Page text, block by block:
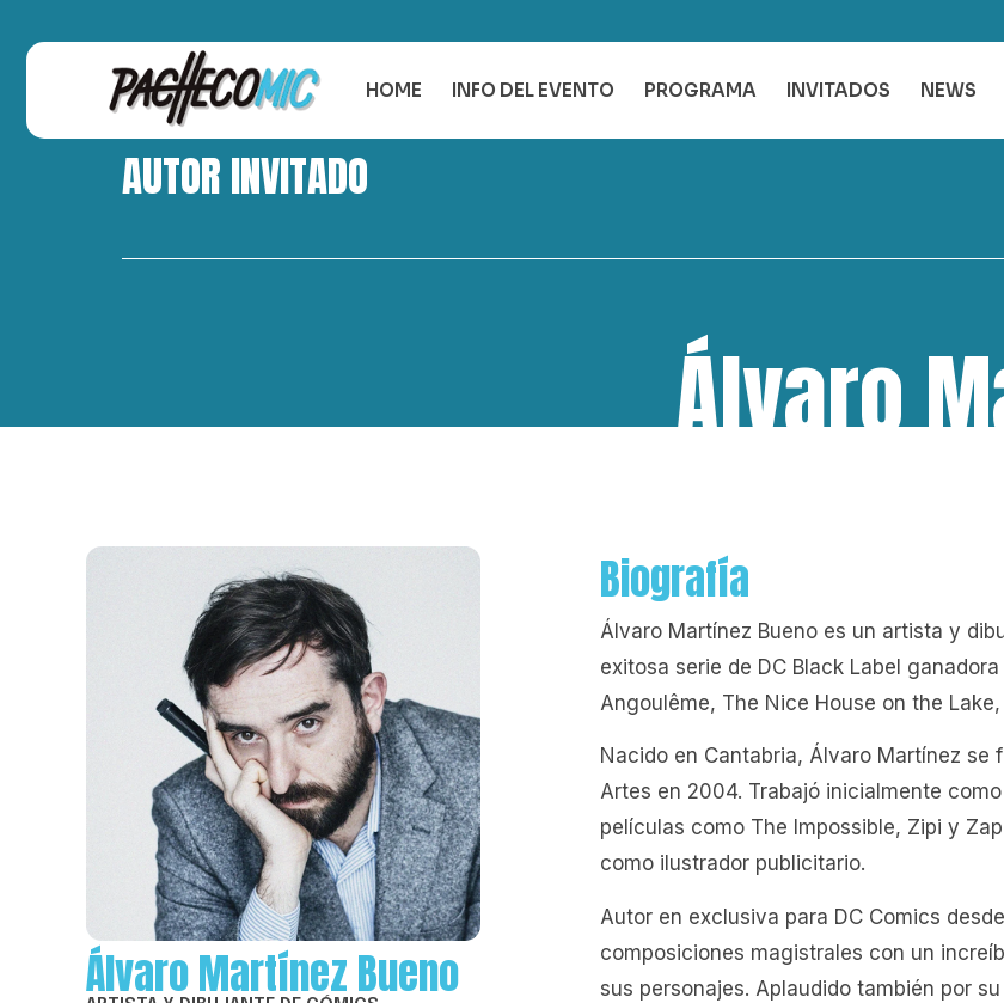
HOME INFO DEL EVENTO PROGRAMA INVITADOS NEWS
AUTOR INVITADO
Álvaro
Álvaro Martínez Bueno
Biografía
Álvaro Martínez Bueno es un artista y
exitosa serie de DC Black Label
Angoulême, The Nice House on the
Nacido en Cantabria, Álvaro Martínez se
Artes en 2004. Trabajó inicialmente
películas como The Impossible, Zipi y
como ilustrador publicitario.
Autor en exclusiva para DC Comics
composiciones magistrales con un
sus personajes. Aplaudido también por